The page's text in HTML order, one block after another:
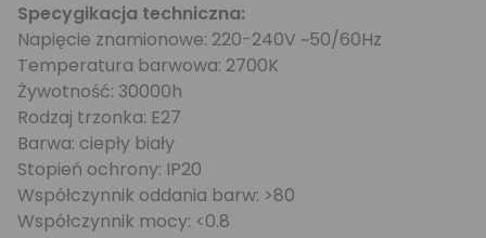
Specygikacja techniczna:
Napięcie znamionowe: 220-240V ~50/60Hz
Temperatura barwowa: 2700K
Żywotność: 30000h
Rodzaj trzonka: E27
Barwa: ciepły biały
Stopień ochrony: IP20
Współczynnik oddania barw: >80
Współczynnik mocy: <0.8